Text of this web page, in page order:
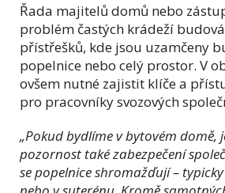
Řada majitelů domů nebo
problém častých krádeží
přístřešků, kde jsou uzamčeny
popelnice nebo celý prostor. V
ovšem nutné zajistit klíče a
pro pracovníky svozových
„Pokud bydlíme v bytovém domě,
pozornost také zabezpečení
se popelnice shromažďují –